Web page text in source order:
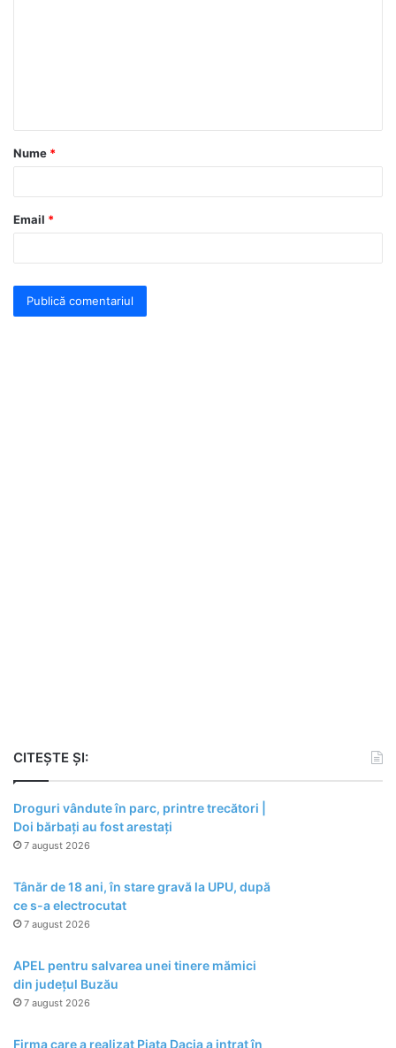
a
r
*
Nume *
Email *
CITEȘTE ȘI:
Droguri vândute în parc, printre trecători |
Doi bărbați au fost arestați
7 august 2026
Tânăr de 18 ani, în stare gravă la UPU, după
ce s-a electrocutat
7 august 2026
APEL pentru salvarea unei tinere mămici
din județul Buzău
7 august 2026
Firma care a realizat Piața Dacia a intrat în